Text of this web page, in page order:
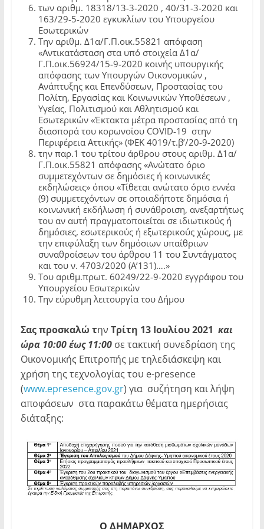
των αριθμ. 18318/13-3-2020 , 40/31-3-2020 και
163/29-5-2020 εγκυκλίων του Υπουργείου
Εσωτερικών
Την αριθμ. Δ1α/Γ.Π.οικ.55821 απόφαση
«Αντικατάσταση στα υπό στοιχεία Δ1α/
Γ.Π.οικ.56924/15-9-2020 κοινής υπουργικής
απόφασης των Υπουργών Οικονομικών ,
Ανάπτυξης και Επενδύσεων, Προστασίας του
Πολίτη, Εργασίας και Κοινωνικών Υποθέσεων ,
Υγείας, Πολιτισμού και Αθλητισμού και
Εσωτερικών «Έκτακτα μέτρα προστασίας από τη
διασπορά του κορωνοϊου COVID-19 στην
Περιφέρεια Αττικής» (ΦΕΚ 4019/τ.β’/20-9-2020)
την παρ.1 του τρίτου άρθρου στους αριθμ. Δ1α/
Γ.Π.οικ.55821 απόφασης «Ανώτατο όριο
συμμετεχόντων σε δημόσιες ή κοινωνικές
εκδηλώσεις» όπου «Τίθεται ανώτατο όριο εννέα
(9) συμμετεχόντων σε οποιαδήποτε δημόσια ή
κοινωνική εκδήλωση ή συνάθροιση, ανεξαρτήτως
του αν αυτή πραγματοποιείται σε ιδιωτικούς ή
δημόσιες, εσωτερικούς ή εξωτερικούς χώρους, με
την επιφύλαξη των δημόσιων υπαίθριων
συναθροίσεων του άρθρου 11 του Συντάγματος
και του ν. 4703/2020 (Α’131)….»
Του αριθμ.πρωτ. 60249/22-9-2020 εγγράφου του
Υπουργείου Εσωτερικών
Την εύρυθμη λειτουργία του Δήμου
Σας προσκαλώ την Τρίτη 13 Ιουλίου 2021 και
ώρα 10:00 έως 11:00 σε τακτική συνεδρίαση της
Οικονομικής Επιτροπής με τηλεδιάσκεψη και
χρήση της τεχνολογίας του e-presence
(www.epresence.gov.gr) για συζήτηση και λήψη
αποφάσεων στα παρακάτω θέματα ημερήσιας
διάταξης:
Ο ΔΗΜΑΡΧΟΣ